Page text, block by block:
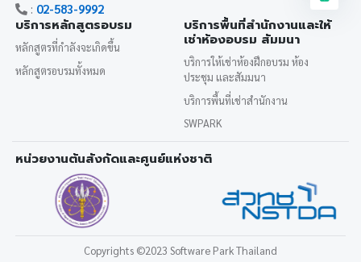
: 02-583-9992
บริการหลักสูตรอบรม
หลักสูตรที่กำลังจะเกิดขึ้น
หลักสูตรอบรมทั้งหมด
บริการพื้นที่สำนักงานและให้
เช่าห้องอบรม สัมมนา
บริการให้เช่าห้องฝึกอบรม ห้อง
ประชุม และสัมมนา
บริการพื้นที่เช่าสำนักงาน
SWPARK
หน่วยงานต้นสังกัดและศูนย์แห่งชาติ
Copyrights ©2023 Software Park Thailand